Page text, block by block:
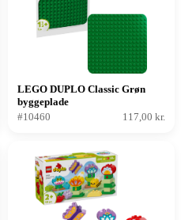
LEGO DUPLO Classic Grøn
byggeplade
#10460
117,00 kr.